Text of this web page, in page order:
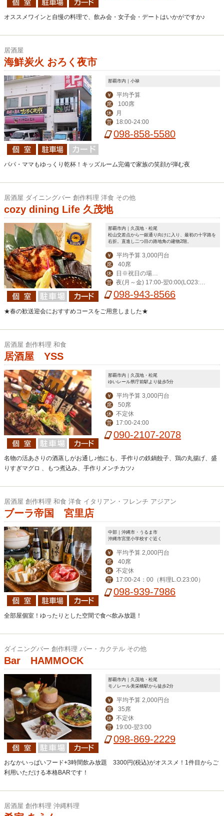
オススメワインと自慢の料理で、飲み会・女子会・デートはいかがですか♪
居酒屋
海鮮炭火 おろく夜市
那覇市内｜小禄
￥ 平均予算
席 100席
休 月
営 18:00-24:00
098-858-5580
パパ・ママもゆっくり乾杯！キッズルーム完備で家族の笑顔が弾む夜
居酒屋 ダイニングバー 創作料理 洋食 その他
cozy dining Life 久茂地
那覇市内｜久茂地・松尾
松山交差点から一銀通り向けに入り、最初の十字路を
右折。直進し二つ目の路地角の建物2階。
￥ 平均予算 3,000円台
席 40席
休
営業。月曜振替休。
営
夜(月～金) 17:00-翌0:00(LO23:3
0) (土)-翌1:00(LO翌0:30) 昼(月～金) 1
098-943-8566
★春の歓送迎会におすすめコースをご用意しました★
居酒屋 創作料理 和食
居酒屋 YSS
那覇市内｜久茂地・松尾
ゆいレール県庁前駅より徒歩5分
￥ 平均予算 3,000円台
席 50席
休 不定休
営 17:00-24:00
090-2107-2078
名物の活あさりの酒蒸しがお通し♪他にも、手作りの鉄鍋餃子、鶏の丸揚げ、盛
りすぎマグロ 、もつ煮込み、手作りメンチカツ♪
居酒屋 創作料理 和食 洋食 イタリアン・フレンチ アジアン
ブーラ帝国 宮里店
中部｜沖縄市・うるま市
沖縄市宮里小学校すぐ近く
￥ 平均予算 2,000円台
席 40席
休 不定休
営 17:00-24：00（料理L.O.23:00）
098-939-7986
全部屋個室！ゆったりとした空間で食べ飲み放題！
ダイニングバー 創作料理 バー・カクテル その他
Bar HAMMOCK
那覇市内｜久茂地・松尾
モノレール美栄橋駅から徒歩2分
￥ 平均予算 2,000円台
席 35席
休 不定休
営 19:00-翌3:00
098-869-2229
おなかいっぱいフード+3時間飲み放題 3300円(税込)がオススメ！1件目からご
利用いただける本格BARです！
居酒屋 創作料理 沖縄料理